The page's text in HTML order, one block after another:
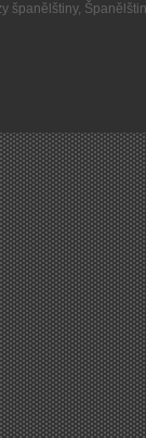
španělštiny,